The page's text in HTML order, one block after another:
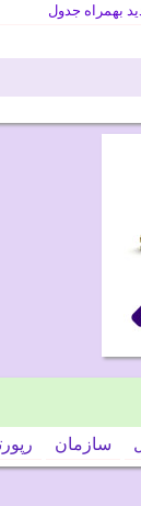
بهمراه جدول
سازمان